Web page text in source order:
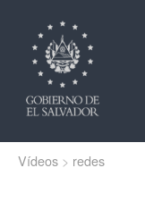
Vídeos redes